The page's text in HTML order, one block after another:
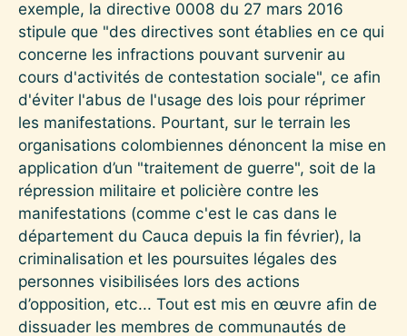
exemple, la directive 0008 du 27 mars 2016
stipule que "des directives sont établies en ce qui
concerne les infractions pouvant survenir au
cours d'activités de contestation sociale", ce afin
d'éviter l'abus de l'usage des lois pour réprimer
les manifestations. Pourtant, sur le terrain les
organisations colombiennes dénoncent la mise en
application d’un "traitement de guerre", soit de la
répression militaire et policière contre les
manifestations (comme c'est le cas dans le
département du Cauca depuis la fin février), la
criminalisation et les poursuites légales des
personnes visibilisées lors des actions
d’opposition, etc... Tout est mis en œuvre afin de
dissuader les membres de communautés de